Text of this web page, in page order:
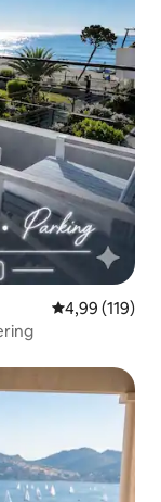
4,99 av 5 i
4,99 (119)